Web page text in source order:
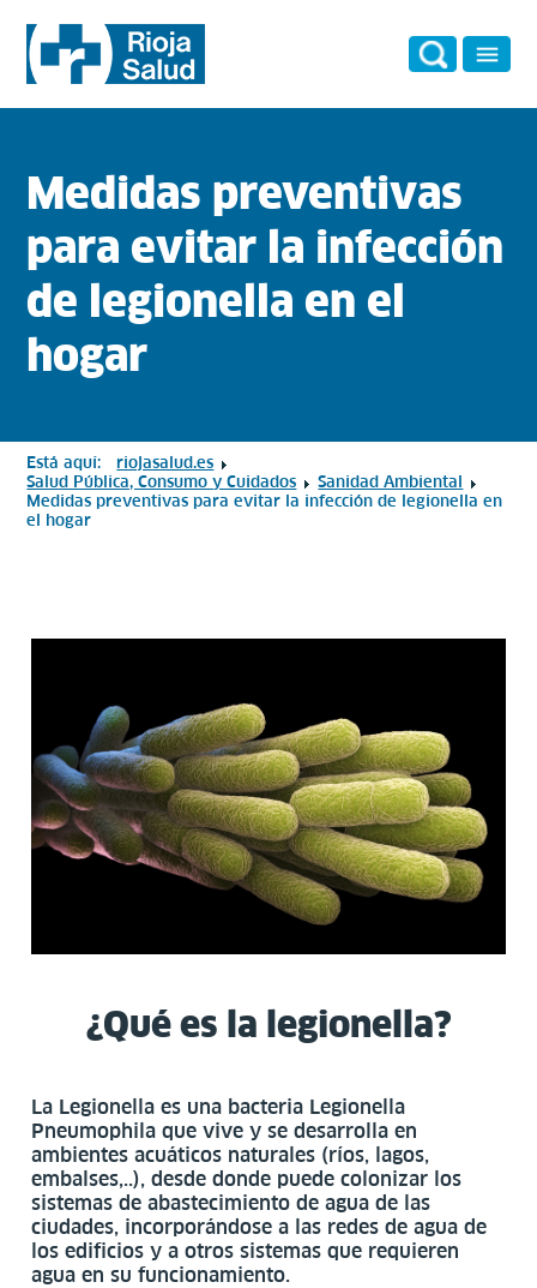
Medidas preventivas
para evitar la infección
de legionella en el
hogar
Está aquí:
riojasalud.es
Salud Pública, Consumo y Cuidados
Sanidad Ambiental
Medidas preventivas para evitar la infección de legionella en
el hogar
¿Qué es la legionella?
La Legionella es una bacteria Legionella
Pneumophila que vive y se desarrolla en
ambientes acuáticos naturales (ríos, lagos,
embalses,..), desde donde puede colonizar los
sistemas de abastecimiento de agua de las
ciudades, incorporándose a las redes de agua de
los edificios y a otros sistemas que requieren
agua en su funcionamiento.